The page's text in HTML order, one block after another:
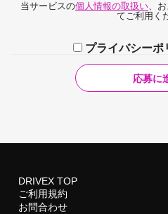
当サービスの個人情報の取扱い、
てご利用く
プライバシーポ
DRIVEX TOP
ご利用規約
お問合わせ